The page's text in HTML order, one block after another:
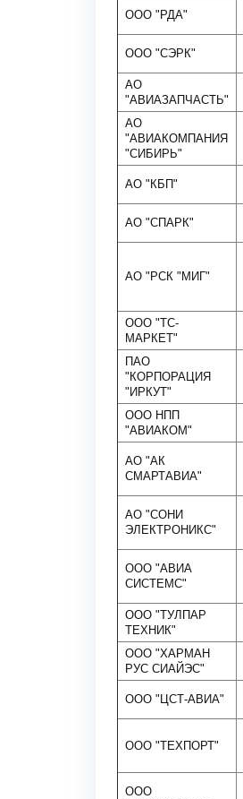
ООО "РДА"
ООО "СЭРК"
АО
"АВИАЗАПЧАСТЬ"
АО
"АВИАКОМПАНИЯ
"СИБИРЬ"
АО "КБП"
АО "СПАРК"
АО "РСК "МИГ"
ООО "ТС-
МАРКЕТ"
ПАО
"КОРПОРАЦИЯ
"ИРКУТ"
ООО НПП
"АВИАКОМ"
АО "АК
СМАРТАВИА"
АО "СОНИ
ЭЛЕКТРОНИКС"
ООО "АВИА
СИСТЕМС"
ООО "ТУЛПАР
ТЕХНИК"
ООО "ХАРМАН
РУС СИАЙЭС"
ООО "ЦСТ-АВИА"
ООО "ТЕХПОРТ"
ООО